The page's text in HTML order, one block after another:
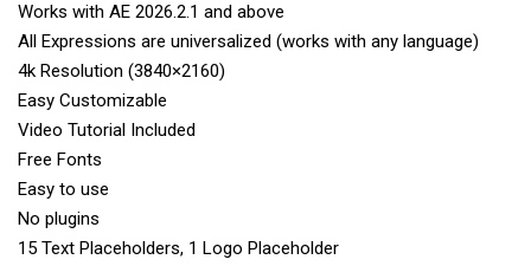
Works with AE 2026.2.1 and above
All Expressions are universalized (works with any language)
4k Resolution (3840×2160)
Easy Customizable
Video Tutorial Included
Free Fonts
Easy to use
No plugins
15 Text Placeholders, 1 Logo Placeholder